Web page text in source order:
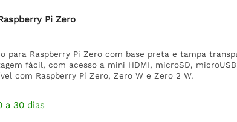
Pi Zero
para Raspberry Pi Zero com base preta e tampa
fácil, com acesso a mini HDMI, microSD,
com Raspberry Pi Zero, Zero W e Zero 2 W.
a 30 dias